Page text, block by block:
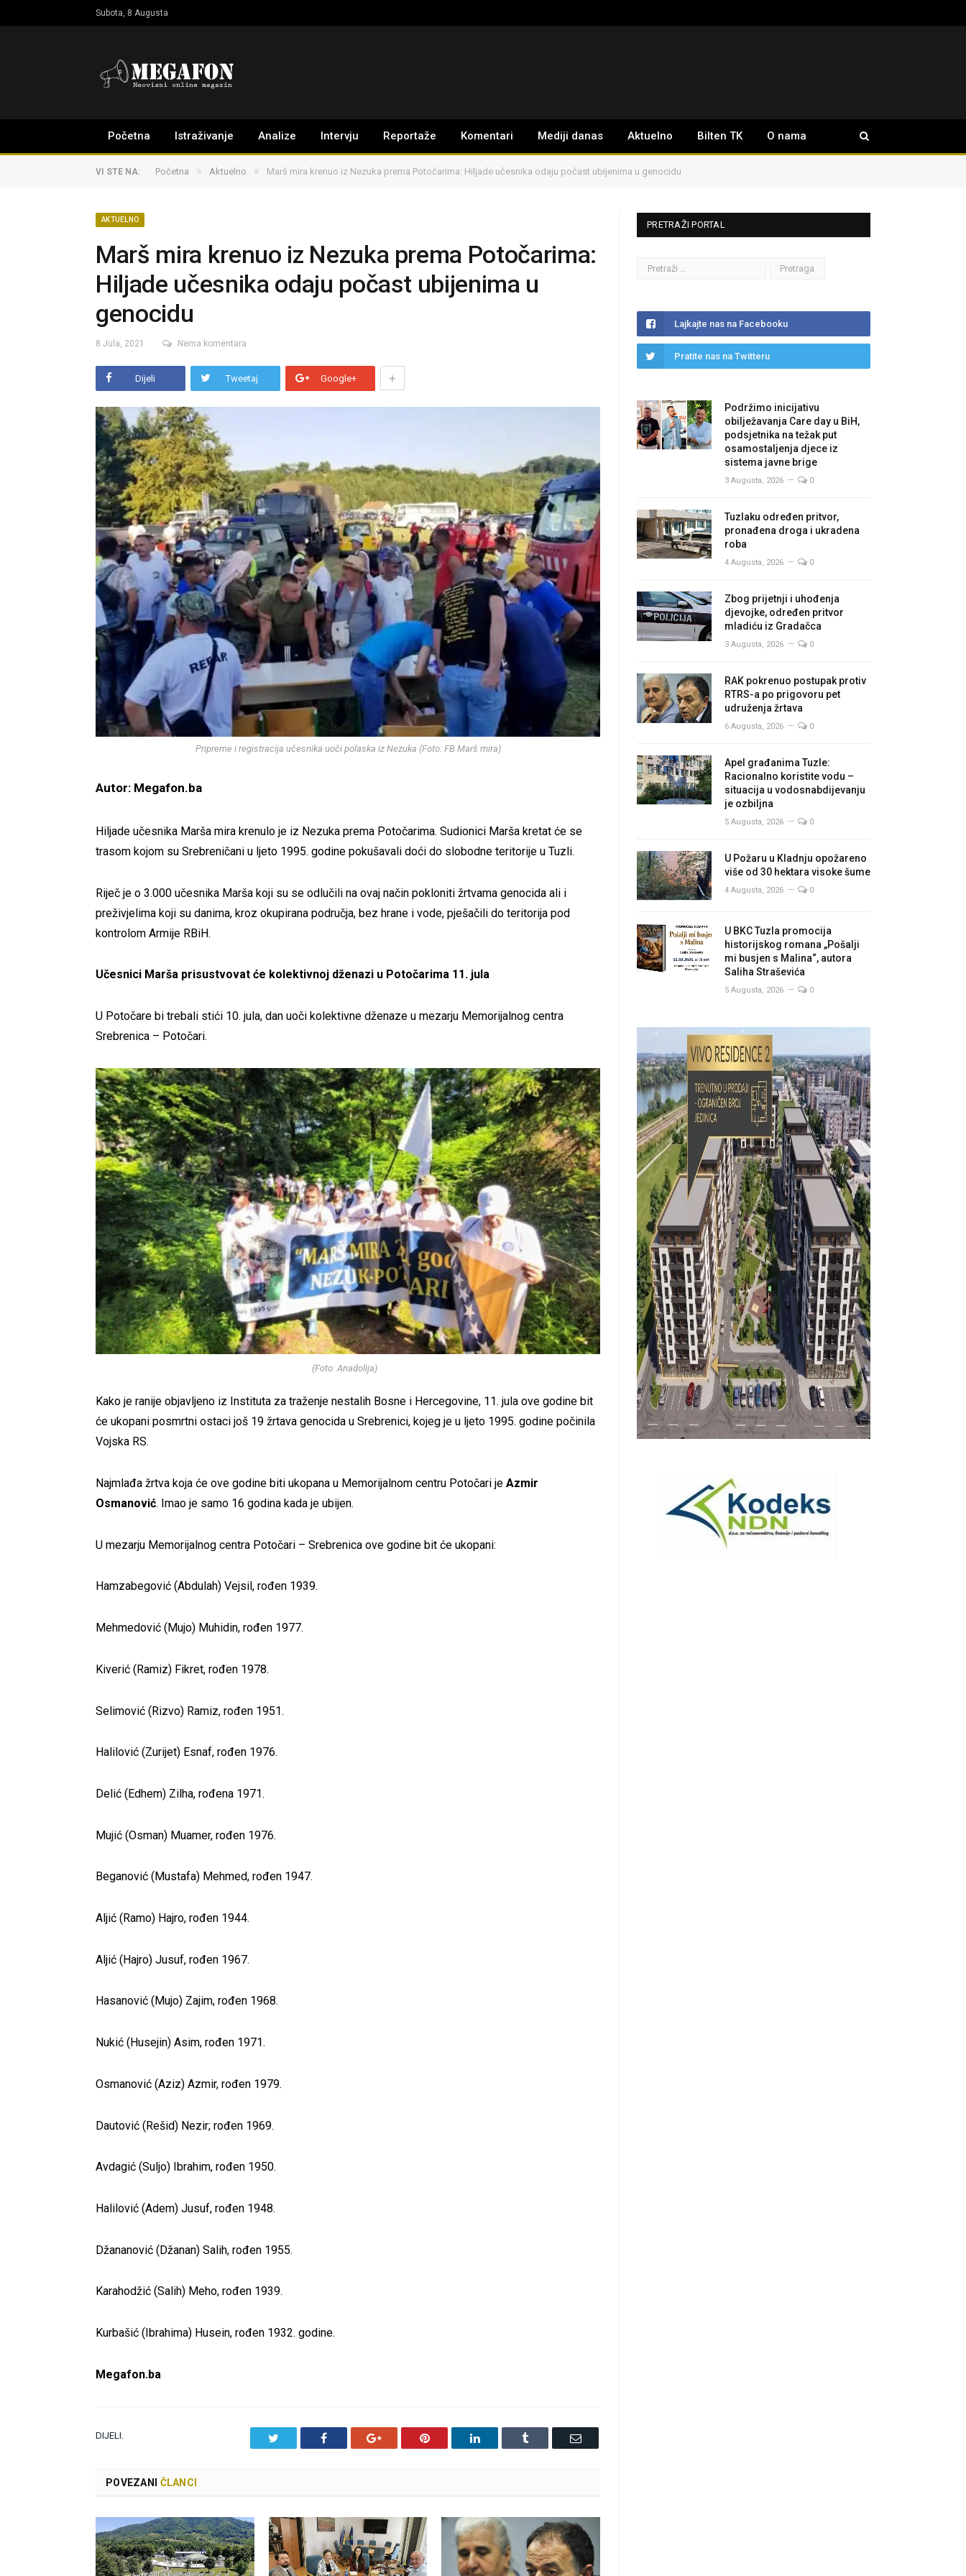
Subota, 8 Augusta
Početna Istraživanje Analize Intervju Reportaže Komentari Mediji danas Aktuelno Bilten TK O nama
VI STE NA: Početna » Aktuelno » Marš mira krenuo iz Nezuka prema Potočarima: Hiljade učesnika odaju počast ubijenima u genocidu
AKTUELNO
Marš mira krenuo iz Nezuka prema Potočarima:
Hiljade učesnika odaju počast ubijenima u
genocidu
8 Jula, 2021 Nema komentara
Dijeli Tweetaj Google+ +
Pripreme i registracija učesnika uoči polaska iz Nezuka (Foto: FB Marš mira)
Autor: Megafon.ba
Hiljade učesnika Marša mira krenulo je iz Nezuka prema Potočarima. Sudionici Marša kretat će se
trasom kojom su Srebreničani u ljeto 1995. godine pokušavali doći do slobodne teritorije u Tuzli.
Riječ je o 3.000 učesnika Marša koji su se odlučili na ovaj način pokloniti žrtvama genocida ali i
preživjelima koji su danima, kroz okupirana područja, bez hrane i vode, pješačili do teritorija pod
kontrolom Armije RBiH.
Učesnici Marša prisustvovat će kolektivnoj dženazi u Potočarima 11. jula
U Potočare bi trebali stići 10. jula, dan uoči kolektivne dženaze u mezarju Memorijalnog centra
Srebrenica – Potočari.
(Foto: Anadolija)
Kako je ranije objavljeno iz Instituta za traženje nestalih Bosne i Hercegovine, 11. jula ove godine bit
će ukopani posmrtni ostaci još 19 žrtava genocida u Srebrenici, kojeg je u ljeto 1995. godine počinila
Vojska RS.
Najmlađa žrtva koja će ove godine biti ukopana u Memorijalnom centru Potočari je Azmir
Osmanović. Imao je samo 16 godina kada je ubijen.
U mezarju Memorijalnog centra Potočari – Srebrenica ove godine bit će ukopani:
Hamzabegović (Abdulah) Vejsil, rođen 1939.
Mehmedović (Mujo) Muhidin, rođen 1977.
Kiverić (Ramiz) Fikret, rođen 1978.
Selimović (Rizvo) Ramiz, rođen 1951.
Halilović (Zurijet) Esnaf, rođen 1976.
Delić (Edhem) Zilha, rođena 1971.
Mujić (Osman) Muamer, rođen 1976.
Beganović (Mustafa) Mehmed, rođen 1947.
Aljić (Ramo) Hajro, rođen 1944.
Aljić (Hajro) Jusuf, rođen 1967.
Hasanović (Mujo) Zajim, rođen 1968.
Nukić (Husejin) Asim, rođen 1971.
Osmanović (Aziz) Azmir, rođen 1979.
Dautović (Rešid) Nezir; rođen 1969.
Avdagić (Suljo) Ibrahim, rođen 1950.
Halilović (Adem) Jusuf, rođen 1948.
Džananović (Džanan) Salih, rođen 1955.
Karahodžić (Salih) Meho, rođen 1939.
Kurbašić (Ibrahima) Husein, rođen 1932. godine.
Megafon.ba
DIJELI. Facebook Google+ Pinterest LinkedIn Tumblr Email
POVEZANI ČLANCI
PRETRAŽI PORTAL
Lajkajte nas na Facebooku
Pratite nas na Twitteru
Podržimo inicijativu
obilježavanja Care day u BiH,
podsjetnika na težak put
osamostaljenja djece iz
sistema javne brige
3 Augusta, 2026 0
Tuzlaku određen pritvor,
pronađena droga i ukradena
roba
4 Augusta, 2026 0
Zbog prijetnji i uhođenja
djevojke, određen pritvor
mladiću iz Gradačca
3 Augusta, 2026 0
RAK pokrenuo postupak protiv
RTRS-a po prigovoru pet
udruženja žrtava
6 Augusta, 2026 0
Apel građanima Tuzle:
Racionalno koristite vodu –
situacija u vodosnabdijevanju
je ozbiljna
5 Augusta, 2026 0
U Požaru u Kladnju opožareno
više od 30 hektara visoke šume
4 Augusta, 2026 0
U BKC Tuzla promocija
historijskog romana „Pošalji
mi busjen s Malina“, autora
Saliha Straševića
5 Augusta, 2026 0